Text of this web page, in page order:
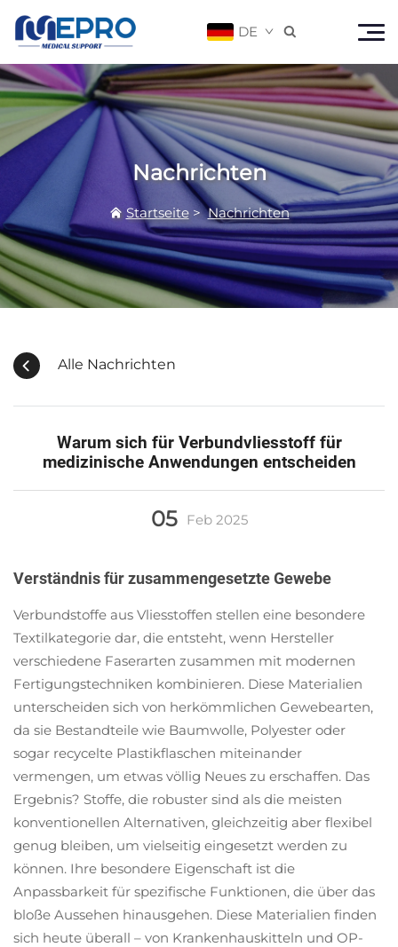
DE 
Nachrichten
Startseite>Nachrichten
Alle Nachrichten
Warum sich für Verbundvliesstoff für
medizinische Anwendungen entscheiden
05 Feb 2025
Verständnis für zusammengesetzte Gewebe
Verbundstoffe aus Vliesstoffen stellen eine besondere
Textilkategorie dar, die entsteht, wenn Hersteller
verschiedene Faserarten zusammen mit modernen
Fertigungstechniken kombinieren. Diese Materialien
unterscheiden sich von herkömmlichen Gewebearten,
da sie Bestandteile wie Baumwolle, Polyester oder
sogar recycelte Plastikflaschen miteinander
vermengen, um etwas völlig Neues zu erschaffen. Das
Ergebnis? Stoffe, die robuster sind als die meisten
konventionellen Alternativen, gleichzeitig aber flexibel
genug bleiben, um vielseitig eingesetzt werden zu
können. Ihre besondere Eigenschaft ist die
Anpassbarkeit für spezifische Funktionen, die über das
bloße Aussehen hinausgehen. Diese Materialien finden
sich heute überall – von Krankenhauskitteln und OP-